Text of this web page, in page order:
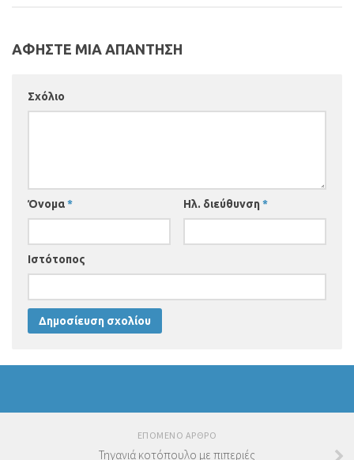
ΑΦΗΣΤΕ ΜΙΑ ΑΠΑΝΤΗΣΗ
Σχόλιο
Όνομα* Ηλ. διεύθυνση *
Ιστότοπος
ΕΠΟΜΕΝΟ ΑΡΘΡΟ
Τηγανιά κοτόπουλο με πιπεριές